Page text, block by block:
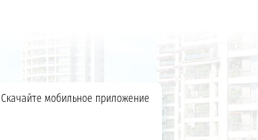
Скачайте мобильное приложение